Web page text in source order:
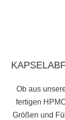
Ob aus
fertigen
Größen und